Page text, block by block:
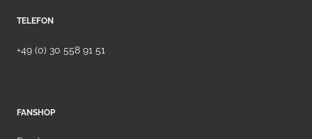
TELEFON
+49 (0) 30 558 91 51
FANSHOP